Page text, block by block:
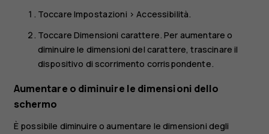
ToccareImpostazioni >Accessibilità.
ToccareDimensioni carattere. Per aumentare o
diminuire le dimensioni del carattere, trascinare il
dispositivo di scorrimento corrispondente.
Aumentare o diminuire le dimensioni dello
schermo
È possibile diminuire o aumentare le dimensioni degli